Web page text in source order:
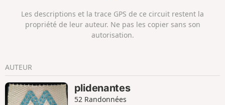
Les descriptions et la trace GPS de ce circuit restent la
propriété de leur auteur. Ne pas les copier sans son
autorisation.
AUTEUR
plidenantes
52 Randonnées